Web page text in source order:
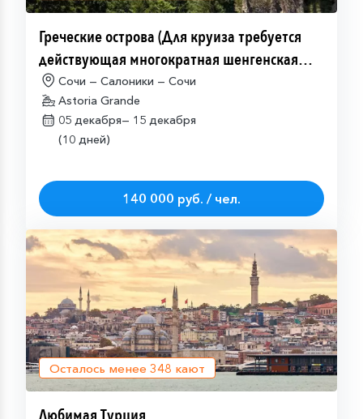
Греческие острова (Для круиза требуется
действующая многократная шенгенская
виза)Сочи — Салоники — Сочи
Astoria Grande
05 декабря— 15 декабря
(10 дней)
140 000 руб. / чел.
Осталось менее 348 кают